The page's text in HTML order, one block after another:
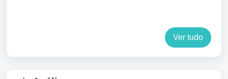
Ver tudo